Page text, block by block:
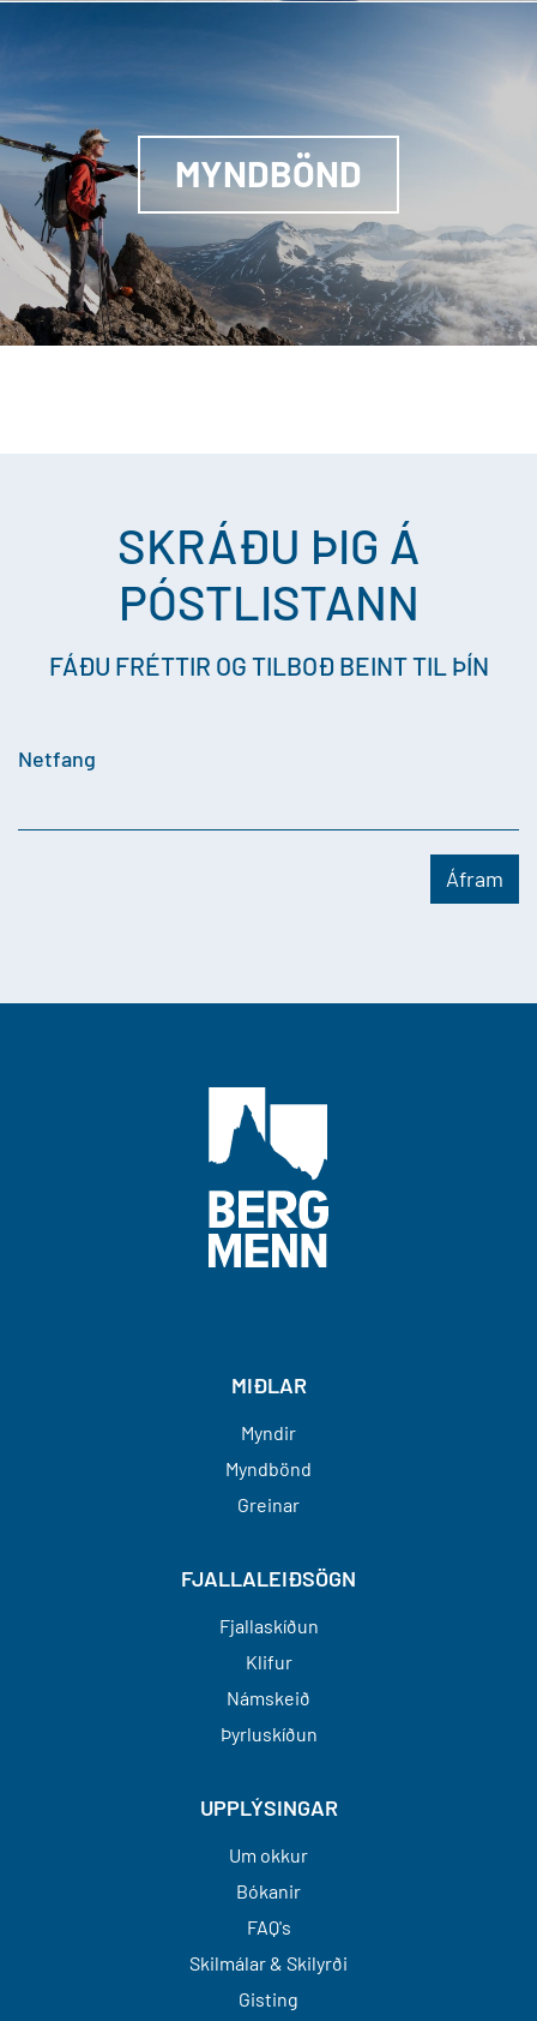
MYNDBÖND
SKRÁÐU ÞIG Á
PÓSTLISTANN
FÁÐU FRÉTTIR OG TILBOÐ BEINT TIL ÞÍN
Netfang
MIÐLAR
Myndir
Myndbönd
Greinar
FJALLALEIÐSÖGN
Fjallaskíðun
Klifur
Námskeið
Þyrluskíðun
UPPLÝSINGAR
Um okkur
Bókanir
FAQ's
Skilmálar & Skilyrði
Gisting